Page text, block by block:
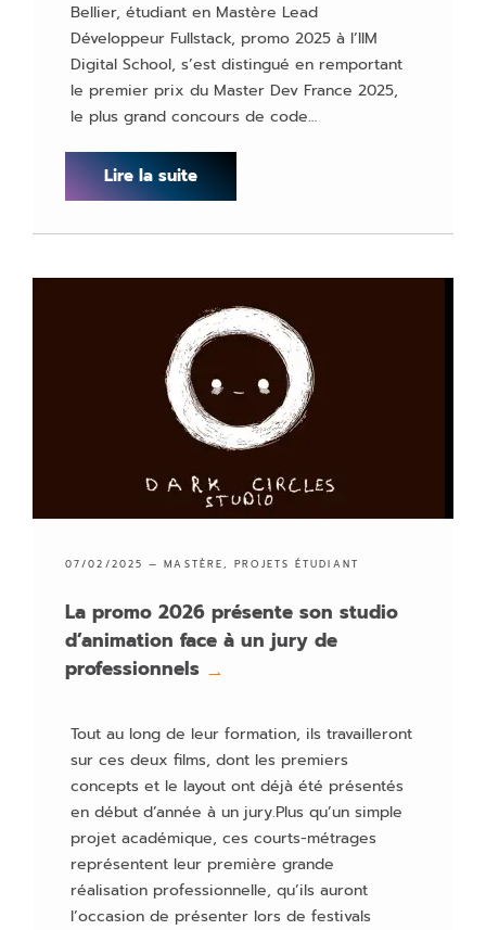
Bellier, étudiant en Mastère Lead
Développeur Fullstack, promo 2025 à l’IIM
Digital School, s’est distingué en remportant
le premier prix du Master Dev France 2025,
le plus grand concours de code…
Lire la suite
07/02/2025 —MASTÈRE,PROJETS ÉTUDIANT
La promo 2026 présente son studio
d’animation face à un jury de
professionnels →
Tout au long de leur formation, ils travailleront
sur ces deux films, dont les premiers
concepts et le layout ont déjà été présentés
en début d’année à un jury.Plus qu’un simple
projet académique, ces courts-métrages
représentent leur première grande
réalisation professionnelle, qu’ils auront
l’occasion de présenter lors de festivals